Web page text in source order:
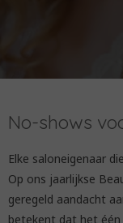
No-shows
Elke saloneigenaar
Op ons jaarlijkse
geregeld aandacht
betekent dat het